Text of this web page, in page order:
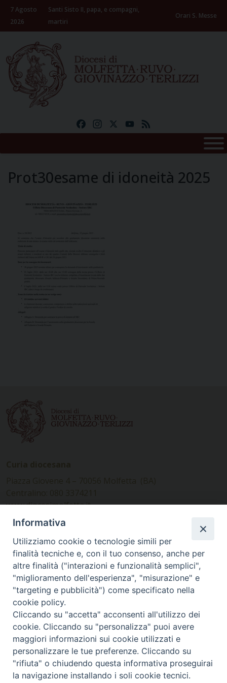
Skip
content
7 Agosto
2026
Santi Sisto II, papa, e compagni,
martiri
Orari S. Messe
FacebookInstagramYouTube
Prot30esame di idoneità 2025
www.diocesimolfetta.it –
diocesimolfetta@pec.chiesacattolica.it
Ufficio Comunicazioni sociali
Piazza Giovene 4 – 70056 Molfetta (BA)
comunicazionisociali@diocesimolfetta.it
SEGUICI SU
Facebook
Instagram
X YouTube
Feed
Privacy Policy - trasparenza
Informativa
Utilizziamo cookie o tecnologie simili per
finalità tecniche e, con il tuo consenso, anche per
altre finalità ("interazioni e funzionalità semplici",
"miglioramento dell'esperienza", "misurazione" e
"targeting e pubblicità") come specificato nella
cookie policy.
Cliccando su "accetta" acconsenti all'utilizzo dei
cookie. Cliccando su "personalizza" puoi avere
maggiori informazioni sui cookie utilizzati e
personalizzare le tue preferenze. Cliccando su
"rifiuta" o chiudendo questa informativa proseguirai
la navigazione installando i soli cookie tecnici.